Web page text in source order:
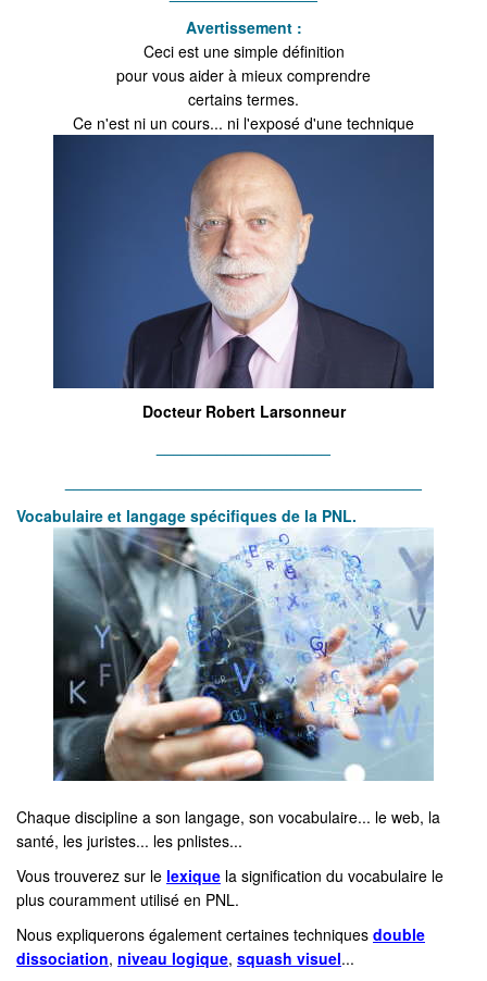
Avertissement :
Ceci est une simple définition
pour vous aider à mieux comprendre
certains termes.
Ce n'est ni un cours... ni l'exposé d'une technique
Docteur Robert Larsonneur
Vocabulaire et langage spécifiques de la PNL.
Chaque discipline a son langage, son vocabulaire... le web, la
santé, les juristes... les pnlistes...
Vous trouverez sur le lexique la signification du vocabulaire le
plus couramment utilisé en PNL.
Nous expliquerons également certaines techniques double
dissociation, niveau logique, squash visuel...